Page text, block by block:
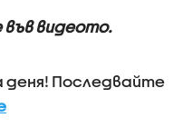
във видеото.
деня! Последвайте